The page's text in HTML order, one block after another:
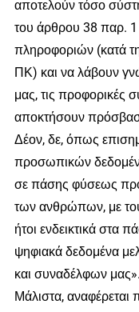
αποτελούν τόσο
του άρθρου 38 παρ.
πληροφοριών (κατά
ΠΚ) και να λάβουν
μας, τις προφορικές
αποκτήσουν
Δέον, δε, όπως
προσωπικών
σε πάσης φύσεως
των ανθρώπων, με
ήτοι ενδεικτικά στα
ψηφιακά δεδομένα
και συναδέλφων μας».
Μάλιστα,